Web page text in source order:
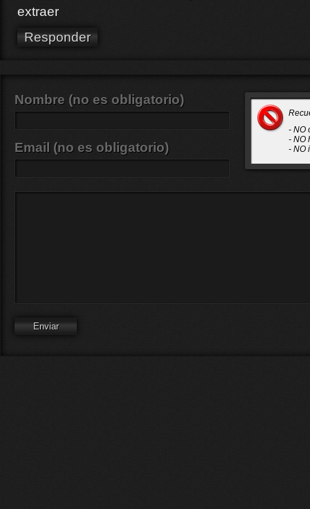
extraer
Responder
- NO
- NO
- NO
Nombre (no es obligatorio)
Email (no es obligatorio)